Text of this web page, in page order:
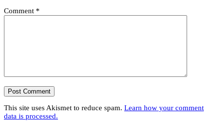
Comment *
This site uses Akismet to reduce spam. Learn how your comment
data is processed.